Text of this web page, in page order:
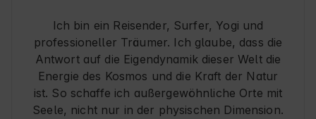
Ich bin ein Reisender, Surfer, Yogi und
professioneller Träumer. Ich glaube, dass die
Antwort auf die Eigendynamik dieser Welt die
Energie des Kosmos und die Kraft der Natur
ist. So schaffe ich außergewöhnliche Orte mit
Seele, nicht nur in der physischen Dimension.